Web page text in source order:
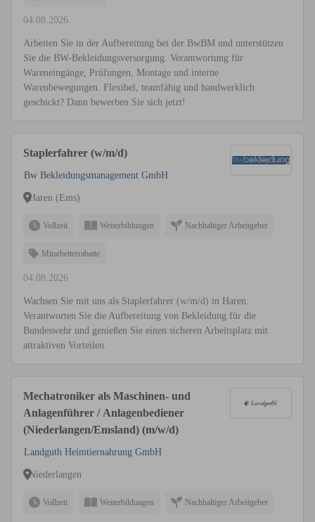
04.08.2026
Arbeiten Sie in der Aufbereitung bei der BwBM und unterstützen
Sie die BW-Bekleidungsversorgung. Verantwortung für
Wareneingänge, Prüfungen, Montage und interne
Warenbewegungen. Flexibel, teamfähig und handwerklich
geschickt? Dann bewerben Sie sich jetzt!
Staplerfahrer (w/m/d)
Bw Bekleidungsmanagement GmbH
Haren (Ems)
Vollzeit Weiterbildungen Nachhaltiger Arbeitgeber
Mitarbeiterrabatte
04.08.2026
Wachsen Sie mit uns als Staplerfahrer (w/m/d) in Haren.
Verantworten Sie die Aufbereitung von Bekleidung für die
Bundeswehr und genießen Sie einen sicheren Arbeitsplatz mit
attraktiven Vorteilen.
Mechatroniker als Maschinen- und
Anlagenführer / Anlagenbediener
(Niederlangen/Emsland) (m/w/d)
Landguth Heimtiernahrung GmbH
Niederlangen
Vollzeit Weiterbildungen Nachhaltiger Arbeitgeber